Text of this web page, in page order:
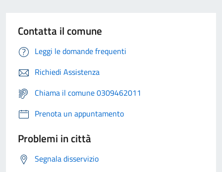
Contatta il comune
Leggi le domande frequenti
Richiedi Assistenza
Chiama il comune 0309462011
Prenota un appuntamento
Problemi in città
Segnala disservizio